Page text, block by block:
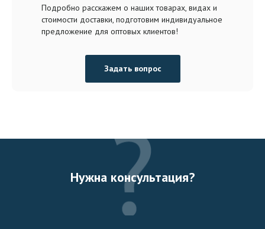
Подробно расскажем о наших товарах, видах и
стоимости доставки, подготовим индивидуальное
предложение для оптовых клиентов!
Задать вопрос
Нужна консультация?